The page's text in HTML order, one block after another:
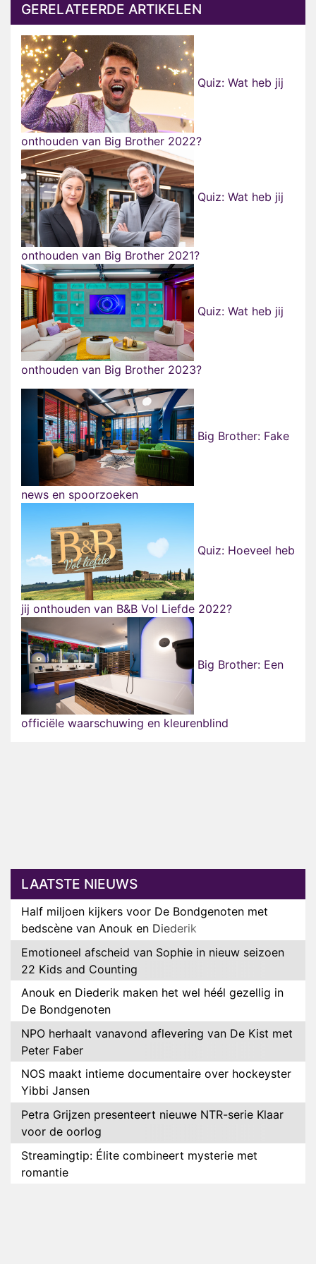
GERELATEERDE ARTIKELEN
Quiz: Wat heb jij
onthouden van Big Brother 2022?
Quiz: Wat heb jij
onthouden van Big Brother 2021?
Quiz: Wat heb jij
onthouden van Big Brother 2023?
Big Brother: Fake
news en spoorzoeken
Quiz: Hoeveel heb
jij onthouden van B&B Vol Liefde 2022?
Big Brother: Een
officiële waarschuwing en kleurenblind
LAATSTE NIEUWS
Half miljoen kijkers voor De Bondgenoten met
bedscène van Anouk en Diederik
Emotioneel afscheid van Sophie in nieuw seizoen
22 Kids and Counting
Anouk en Diederik maken het wel héél gezellig in
De Bondgenoten
NPO herhaalt vanavond aflevering van De Kist met
Peter Faber
NOS maakt intieme documentaire over hockeyster
Yibbi Jansen
Petra Grijzen presenteert nieuwe NTR-serie Klaar
voor de oorlog
Streamingtip: Élite combineert mysterie met
romantie